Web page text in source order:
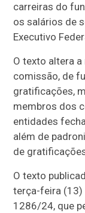
carreiras do
os salários de
Executivo
O texto altera
comissão, de
gratificações,
membros dos
entidades
além de
de
O texto
terça-feira (13)
1286/24, que